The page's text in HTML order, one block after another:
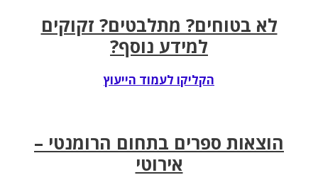
לא בטוחים? מתלבטים? זקוקים
למידע נוסף?
הקליקו לעמוד הייעוץ
הוצאות ספרים בתחום הרומנטי –
אירוטי